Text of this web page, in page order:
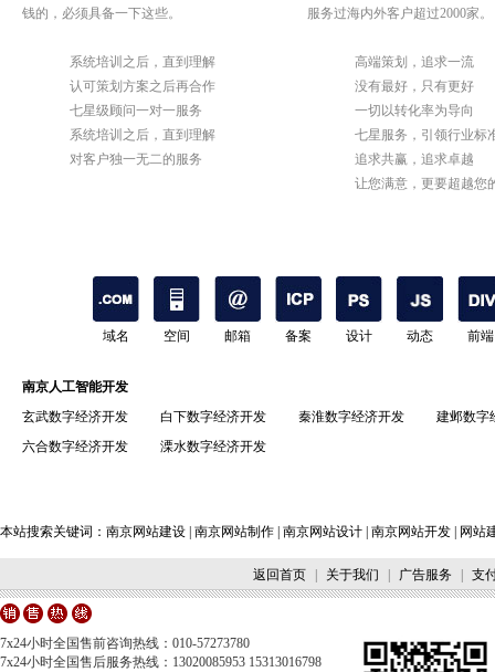
钱的，必须具备一下这些。
系统培训之后，直到理解
认可策划方案之后再合作
七星级顾问一对一服务
系统培训之后，直到理解
对客户独一无二的服务
服务过海内外客户超过2000家。
高端策划，追求一流
没有最好，只有更好
一切以转化率为导向
七星服务，引领行业标
追求共赢，追求卓越
让您满意，更要超越您
域名 空间 邮箱 备案 设计 动态 前端
南京人工智能开发
玄武数字经济开发
白下数字经济开发 秦淮数字经济开发
建邺数字
六合数字经济开发
溧水数字经济开发
本站搜索关键词： 南京网站建设 南京网站制作 南京网站设计 南京网站开发 网站
返回首页 关于我们 广告服务 支
7x24小时全国售前咨询热线：010-57273780
7x24小时全国售后服务热线：13020085953 15313016798